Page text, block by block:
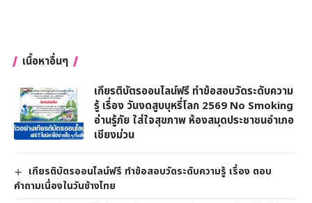
เนื้อหาอื่นๆ
เกียรติบัตรออนไลน์ฟรี ทำข้อสอบวัดระดับความ
รู้ เรื่อง วันงดสูบบุหรี่โลก 2569 No Smoking
อ่านรู้ภัย ใส่ใจสุขภาพ ห้องสมุดประชาชนอำเภอ
เชียงม่วน
เกียรติบัตรออนไลน์ฟรี ทำข้อสอบวัดระดับความรู้ เรื่อง ตอบ
คำถามเนื่องในวันช้างไทย